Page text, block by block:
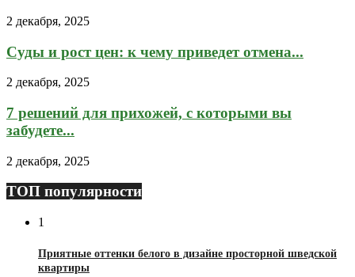
2 декабря, 2025
Суды и рост цен: к чему приведет отмена...
2 декабря, 2025
7 решений для прихожей, с которыми вы
забудете...
2 декабря, 2025
ТОП популярности
1
Приятные оттенки белого в дизайне просторной шведской
квартиры